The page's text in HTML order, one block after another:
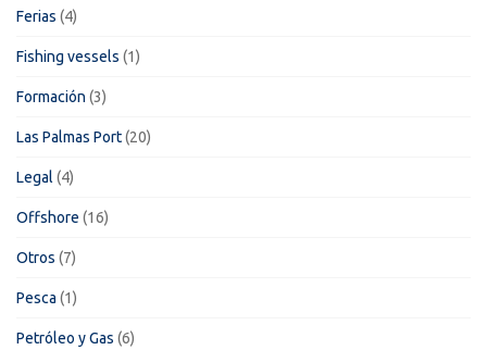
Ferias (4)
Fishing vessels (1)
Formación (3)
Las Palmas Port(20)
Legal (4)
Offshore (16)
Otros (7)
Pesca (1)
Petróleo y Gas (6)